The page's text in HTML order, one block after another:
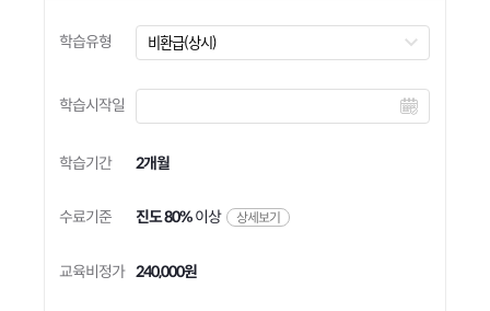
학습유형
학습시작일
학습기간 2개월
수료기준 진도 80%이상 상세보기
교육비정가 240,000원